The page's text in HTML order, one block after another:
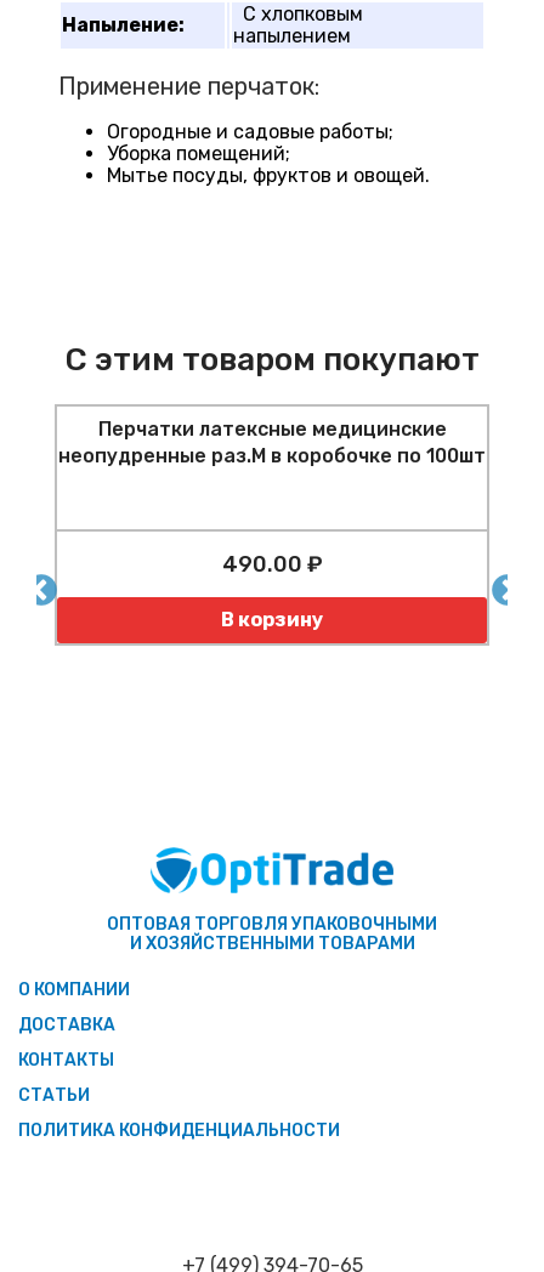
Напыление:
С хлопковым
напылением
Применение перчаток:
Огородные и садовые работы;
Уборка помещений;
Мытье посуды, фруктов и овощей.
С этим товаром покупают
Перчатки латексные медицинские
неопудренные раз.M в коробочке по 100шт
490.00 ₽
Количество
В корзину
ОПТОВАЯ ТОРГОВЛЯ УПАКОВОЧНЫМИ
И ХОЗЯЙСТВЕННЫМИ ТОВАРАМИ
О КОМПАНИИ
ДОСТАВКА
КОНТАКТЫ
СТАТЬИ
ПОЛИТИКА КОНФИДЕНЦИАЛЬНОСТИ
+7 (499) 394-70-65